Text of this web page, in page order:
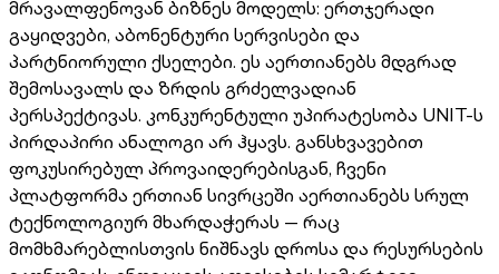
მრავალფენოვან ბიზნეს მოდელს: ერთჯერადი
გაყიდვები, აბონენტური სერვისები და
პარტნიორული ქსელები. ეს აერთიანებს მდგრად
შემოსავალს და ზრდის გრძელვადიან
პერსპექტივას. კონკურენტული უპირატესობა UNIT-ს
პირდაპირი ანალოგი არ ჰყავს. განსხვავებით
ფოკუსირებულ პროვაიდერებისგან, ჩვენი
პლატფორმა ერთიან სივრცეში აერთიანებს სრულ
ტექნოლოგიურ მხარდაჭერას — რაც
მომხმარებლისთვის ნიშნავს დროსა და რესურსების